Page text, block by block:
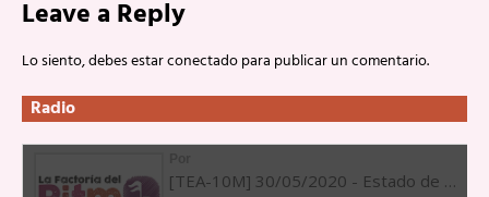
Leave a Reply
Lo siento, debes estarconectadopara publicar un comentario.
Radio